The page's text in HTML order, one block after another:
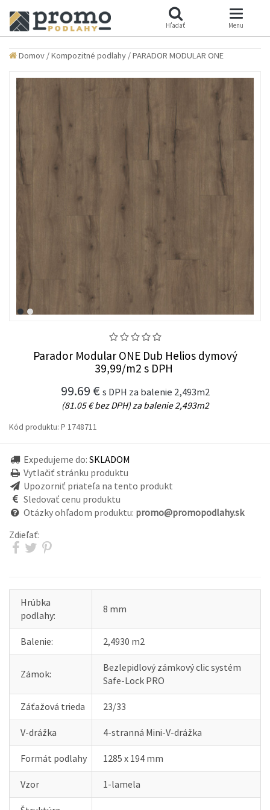
Hľadať Menu
Domov /Kompozitné podlahy /PARADOR MODULAR ONE
Parador Modular ONE Dub Helios dymový
39,99/m2 s DPH
99.69 € s DPH za balenie 2,493m2
(81.05 € bez DPH) za balenie 2,493m2
Kód produktu: P 1748711
Expedujeme do: SKLADOM
Vytlačiť stránku produktu
Upozorniť priateľa na tento produkt
Sledovať cenu produktu
Otázky ohľadom produktu: promo@promopodlahy.sk
Zdieľať:
Hrúbka
podlahy:
8 mm
Balenie: 2,4930 m2
Zámok:
Bezlepidlový zámkový clic systém
Safe-Lock PRO
Záťažová trieda 23/33
V-drážka 4-stranná Mini-V-drážka
Formát podlahy 1285 x 194 mm
Vzor 1-lamela